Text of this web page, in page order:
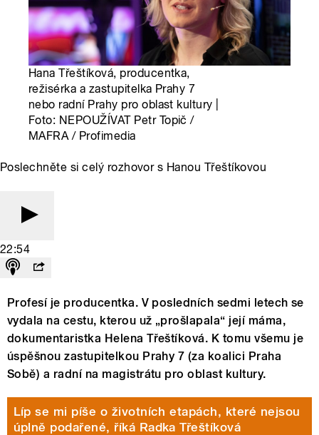
Hana Třeštíková, producentka,
režisérka a zastupitelka Prahy 7
nebo radní Prahy pro oblast kultury |
Foto: NEPOUŽÍVAT Petr Topič /
MAFRA / Profimedia
Poslechněte si celý rozhovor s Hanou Třeštíkovou
22:54
Profesí je producentka. V posledních sedmi letech se
vydala na cestu, kterou už „prošlapala“ její máma,
dokumentaristka Helena Třeštíková. K tomu všemu je
úspěšnou zastupitelkou Prahy 7 (za koalici Praha
Sobě) a radní na magistrátu pro oblast kultury.
Líp se mi píše o životních etapách, které nejsou
úplně podařené, říká Radka Třeštíková